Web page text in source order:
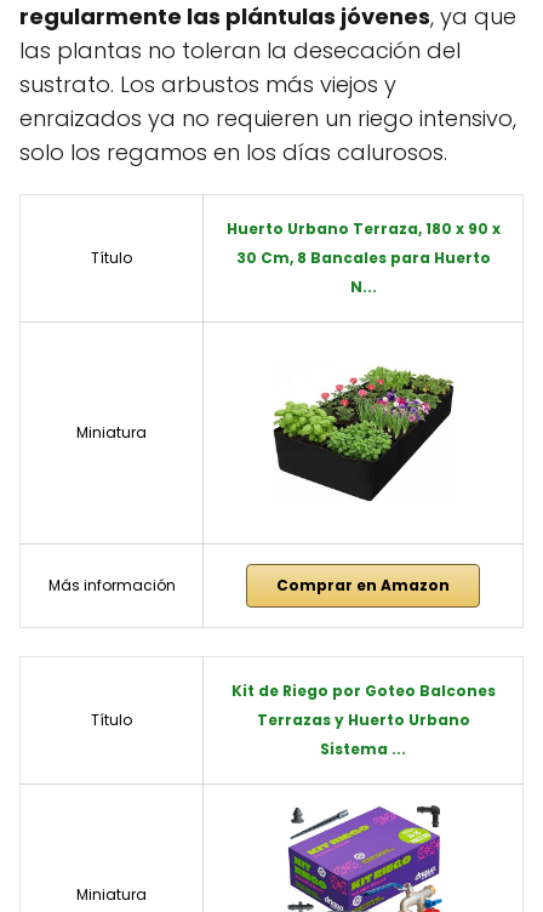
regularmente las plántulas jóvenes, ya que
las plantas no toleran la desecación del
sustrato. Los arbustos más viejos y
enraizados ya no requieren un riego intensivo,
solo los regamos en los días calurosos.
Título
Huerto Urbano Terraza, 180 x 90 x
30 Cm, 8 Bancales para Huerto
N...
Miniatura
Más información Comprar en Amazon
Título
Kit de Riego por Goteo Balcones
Terrazas y Huerto Urbano
Sistema ...
Miniatura